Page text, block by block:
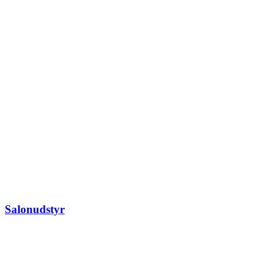
Salonudstyr